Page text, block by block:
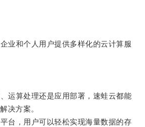
和个人用户提供多样化的云计算服
算处理还是应用部署，速蛙云都能
决方案。
，用户可以轻松实现海量数据的存